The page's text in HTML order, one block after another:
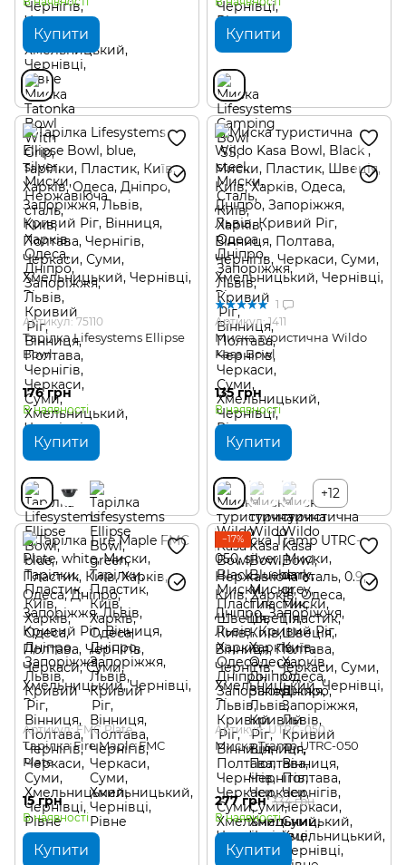
Купити Купити
Артикул: 75110
Тарілка Lifesystems Ellipse
Bowl
176 грн
В наявності
Купити
1
Артикул: 1411
Миска туристична Wildo
Kasa Bowl
135 грн
В наявності
Купити
+12
Артикул: FMC Plate
Тарілка Fire Maple FMC
Plate
15 грн
В наявності
Купити
−17%
Артикул: UTRC-050
Миска Tramp UTRC-050
277 грн 334 грн
В наявності
Купити